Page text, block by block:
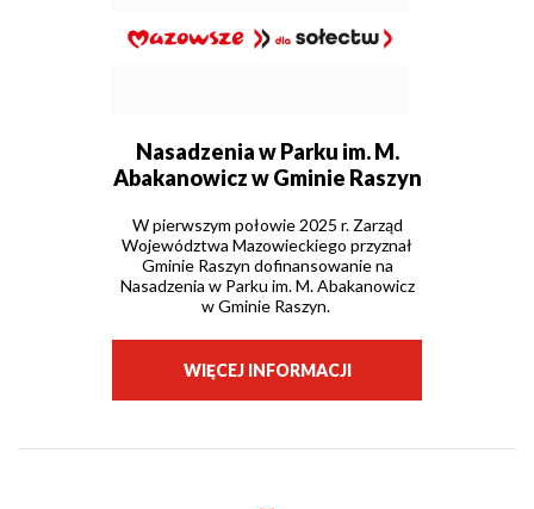
Nasadzenia w Parku im. M.
Abakanowicz w Gminie Raszyn
W pierwszym połowie 2025 r. Zarząd
Województwa Mazowieckiego przyznał
Gminie Raszyn dofinansowanie na
Nasadzenia w Parku im. M. Abakanowicz
w Gminie Raszyn.
WIĘCEJ INFORMACJI